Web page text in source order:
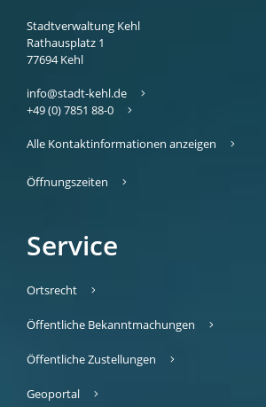
Stadtverwaltung Kehl
Rathausplatz 1
77694 Kehl
info@stadt-kehl.de
+49 (0) 7851 88-0
Alle Kontaktinformationen anzeigen
Öffnungszeiten
Service
Ortsrecht
Öffentliche Bekanntmachungen
Öffentliche Zustellungen
Geoportal